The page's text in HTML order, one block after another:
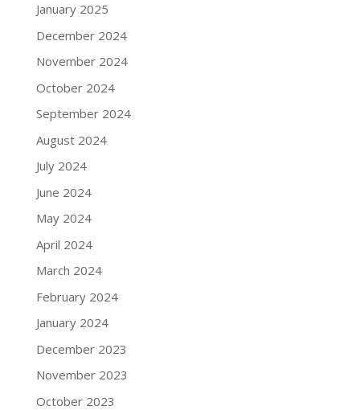
January 2025
December 2024
November 2024
October 2024
September 2024
August 2024
July 2024
June 2024
May 2024
April 2024
March 2024
February 2024
January 2024
December 2023
November 2023
October 2023